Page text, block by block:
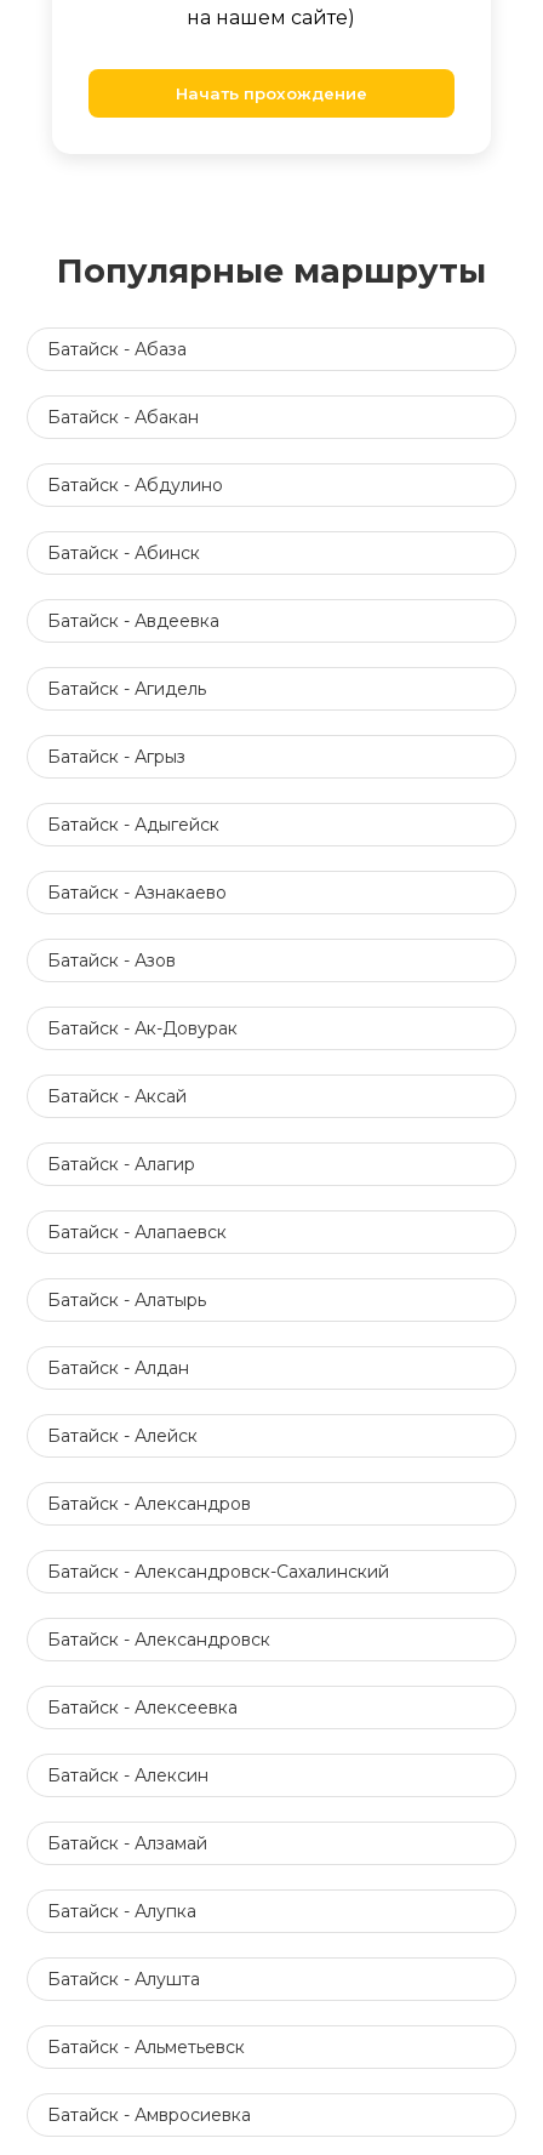
на нашем сайте)
Начать прохождение
Популярные маршруты
Батайск - Абаза
Батайск - Абакан
Батайск - Абдулино
Батайск - Абинск
Батайск - Авдеевка
Батайск - Агидель
Батайск - Агрыз
Батайск - Адыгейск
Батайск - Азнакаево
Батайск - Азов
Батайск - Ак-Довурак
Батайск - Аксай
Батайск - Алагир
Батайск - Алапаевск
Батайск - Алатырь
Батайск - Алдан
Батайск - Алейск
Батайск - Александров
Батайск - Александровск-Сахалинский
Батайск - Александровск
Батайск - Алексеевка
Батайск - Алексин
Батайск - Алзамай
Батайск - Алупка
Батайск - Алушта
Батайск - Альметьевск
Батайск - Амвросиевка